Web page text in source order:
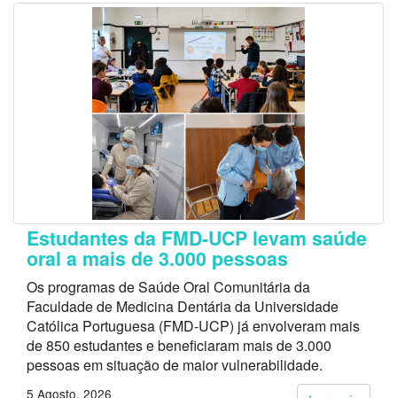
Estudantes da FMD-UCP levam saúde
oral a mais de 3.000 pessoas
Os programas de Saúde Oral Comunitária da
Faculdade de Medicina Dentária da Universidade
Católica Portuguesa (FMD-UCP) já envolveram mais
de 850 estudantes e beneficiaram mais de 3.000
pessoas em situação de maior vulnerabilidade.
5 Agosto, 2026